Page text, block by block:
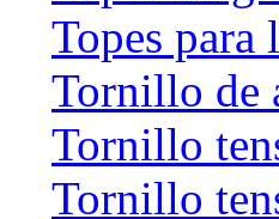
Topes
Tornillo de
Tornillo
Tornillo